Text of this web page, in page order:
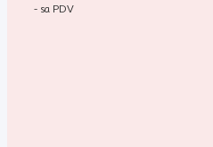
- sa PDV